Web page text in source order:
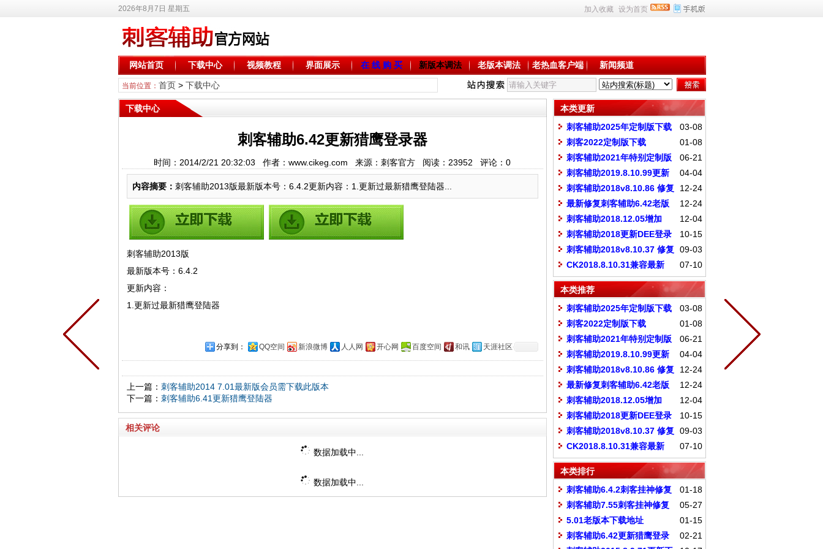
2026年8月7日 星期五 加入收藏 设为首页
网站首页 下载中心 视频教程 界面展示 在 线 购 买 新版本调法 老版本调法 老热血客户端 新闻频道
当前位置： 首页> 下载中心
下载中心
刺客辅助6.42更新猎鹰登录器
时间：2014/2/21 20:32:03 作者：www.cikeg.com 来源：刺客官方 阅读： 23952 评论： 0
内容摘要： 刺客辅助2013版最新版本号：6.4.2更新内容：1.更新过最新猎鹰登陆器...
刺客辅助2013版
最新版本号：6.4.2
更新内容：
1.更新过最新猎鹰登陆器
分享到： QQ空间 新浪微博 人人网 开心网 百度空间 和讯 天涯社区
上一篇： 刺客辅助2014 7.01最新版会员需下载此版本
下一篇： 刺客辅助6.41更新猎鹰登陆器
相关评论
数据加载中...
数据加载中...
本类更新
03-08
刺客辅助2025年定制版下载
01-08
刺客2022定制版下载
06-21
刺客辅助2021年特别定制版
04-04
刺客辅助2019.8.10.99更新
过DEE商业普及版
12-24
刺客辅助2018v8.10.86 修复
不能登录 增加GOM功能
12-24
最新修复刺客辅助6.42老版
本+飘刀 刺客挂神专版
12-04
刺客辅助2018.12.05增加
GOM登录器各种功能
10-15
刺客辅助2018更新DEE登录
器 必须下载此版本才可以使用09-03
刺客辅助2018v8.10.37 修复
侠客登录器部分功能
07-10
CK2018.8.10.31兼容最新
w10系统
本类推荐
03-08
刺客辅助2025年定制版下载
01-08
刺客2022定制版下载
06-21
刺客辅助2021年特别定制版
04-04
刺客辅助2019.8.10.99更新
过DEE商业普及版
12-24
刺客辅助2018v8.10.86 修复
不能登录 增加GOM功能
12-24
最新修复刺客辅助6.42老版
本+飘刀 刺客挂神专版
12-04
刺客辅助2018.12.05增加
GOM登录器各种功能
10-15
刺客辅助2018更新DEE登录
器 必须下载此版本才可以使用09-03
刺客辅助2018v8.10.37 修复
侠客登录器部分功能
07-10
CK2018.8.10.31兼容最新
w10系统
本类排行
01-18
刺客辅助6.4.2刺客挂神修复
版（防止掉线）
05-27
刺客辅助7.55刺客挂神修复
版（中变PK最牛版本）
01-15
5.01老版本下载地址
02-21
刺客辅助6.42更新猎鹰登录